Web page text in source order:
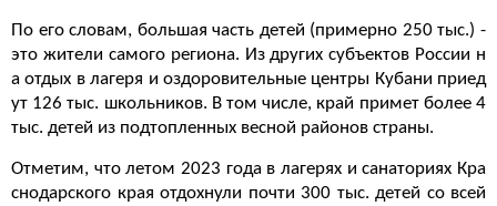
По его словам, большая часть детей (примерно 250 тыс.) -
это жители самого региона. Из других субъектов России н
а отдых в лагеря и оздоровительные центры Кубани приед
ут 126 тыс. школьников. В том числе, край примет более 4
тыс. детей из подтопленных весной районов страны.
Отметим, что летом 2023 года в лагерях и санаториях Кра
снодарского края отдохнули почти 300 тыс. детей со всей